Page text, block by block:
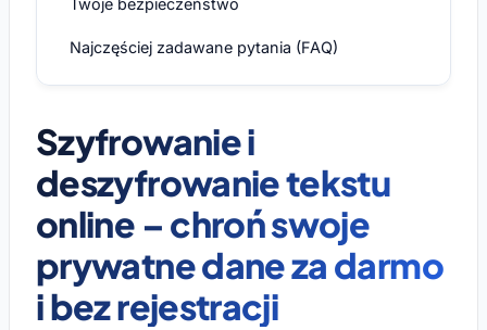
Twoje bezpieczeństwo
Najczęściej zadawane pytania (FAQ)
Szyfrowanie i
deszyfrowanie tekstu
online – chroń swoje
prywatne dane za darmo
i bez rejestracji